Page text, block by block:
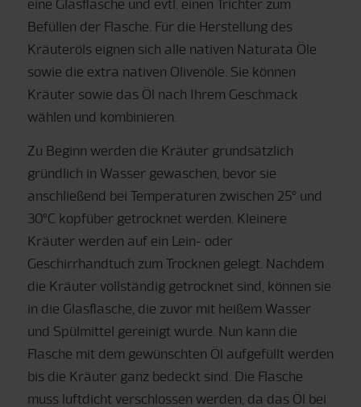
eine Glasflasche und evtl. einen Trichter zum
Befüllen der Flasche. Für die Herstellung des
Kräuteröls eignen sich alle nativen Naturata Öle
sowie die extra nativen Olivenöle. Sie können
Kräuter sowie das Öl nach Ihrem Geschmack
wählen und kombinieren.
Zu Beginn werden die Kräuter grundsätzlich
gründlich in Wasser gewaschen, bevor sie
anschließend bei Temperaturen zwischen 25° und
30°C kopfüber getrocknet werden. Kleinere
Kräuter werden auf ein Lein- oder
Geschirrhandtuch zum Trocknen gelegt. Nachdem
die Kräuter vollständig getrocknet sind, können sie
in die Glasflasche, die zuvor mit heißem Wasser
und Spülmittel gereinigt wurde. Nun kann die
Flasche mit dem gewünschten Öl aufgefüllt werden
bis die Kräuter ganz bedeckt sind. Die Flasche
muss luftdicht verschlossen werden, da das Öl bei